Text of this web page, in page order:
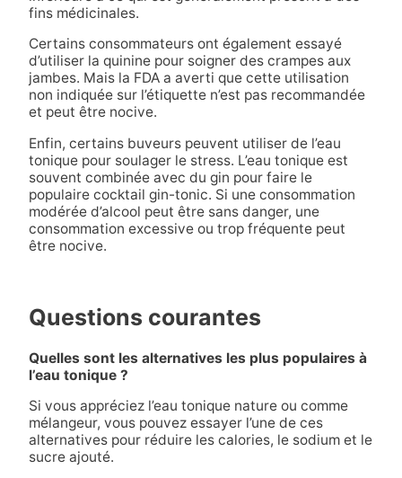
fins médicinales.
Certains consommateurs ont également essayé
d’utiliser la quinine pour soigner des crampes aux
jambes. Mais la FDA a averti que cette utilisation
non indiquée sur l’étiquette n’est pas recommandée
et peut être nocive.
Enfin, certains buveurs peuvent utiliser de l’eau
tonique pour soulager le stress. L’eau tonique est
souvent combinée avec du gin pour faire le
populaire cocktail gin-tonic. Si une consommation
modérée d’alcool peut être sans danger, une
consommation excessive ou trop fréquente peut
être nocive.
Questions courantes
Quelles sont les alternatives les plus populaires à
l’eau tonique ?
Si vous appréciez l’eau tonique nature ou comme
mélangeur, vous pouvez essayer l’une de ces
alternatives pour réduire les calories, le sodium et le
sucre ajouté.